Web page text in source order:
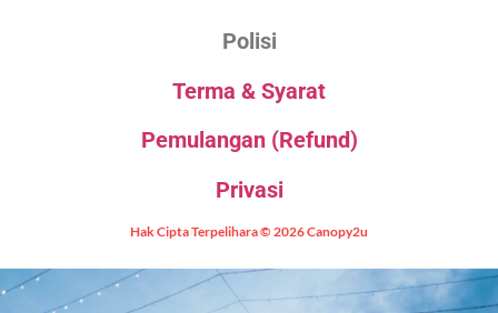
Polisi
Terma & Syarat
Pemulangan (Refund)
Privasi
Hak Cipta Terpelihara © 2026 Canopy2u